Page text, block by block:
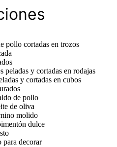
pollo cortadas en trozos
peladas y cortadas en rodajas
y cortadas en cubos
de pollo
de oliva
molido
dulce
para decorar